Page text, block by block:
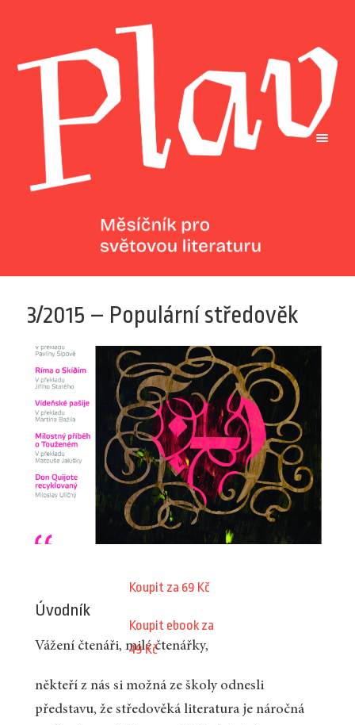
3/2015 – Populární středověk
Koupit za 69 Kč
Koupit ebook za
49 Kč
Úvodník
Vážení čtenáři, milé čtenářky,
někteří z nás si možná ze školy odnesli
představu, že středověká literatura je náročná